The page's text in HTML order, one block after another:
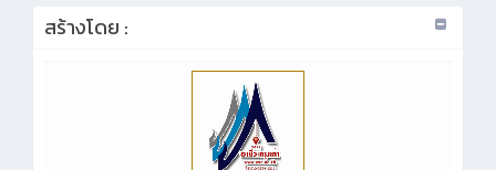
สร้างโดย :